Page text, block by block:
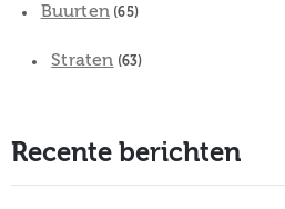
Buurten (65)
Straten (63)
Recente berichten